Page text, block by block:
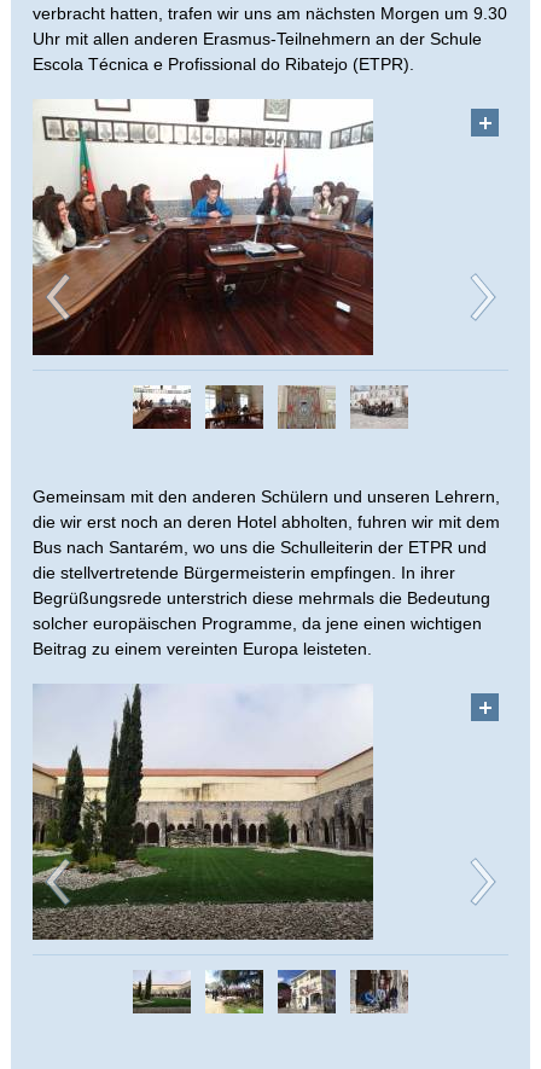
verbracht hatten, trafen wir uns am nächsten Morgen um 9.30
Uhr mit allen anderen Erasmus-Teilnehmern an der Schule
Escola Técnica e Profissional do Ribatejo (ETPR).
Gemeinsam mit den anderen Schülern und unseren Lehrern,
die wir erst noch an deren Hotel abholten, fuhren wir mit dem
Bus nach Santarém, wo uns die Schulleiterin der ETPR und
die stellvertretende Bürgermeisterin empfingen. In ihrer
Begrüßungsrede unterstrich diese mehrmals die Bedeutung
solcher europäischen Programme, da jene einen wichtigen
Beitrag zu einem vereinten Europa leisteten.